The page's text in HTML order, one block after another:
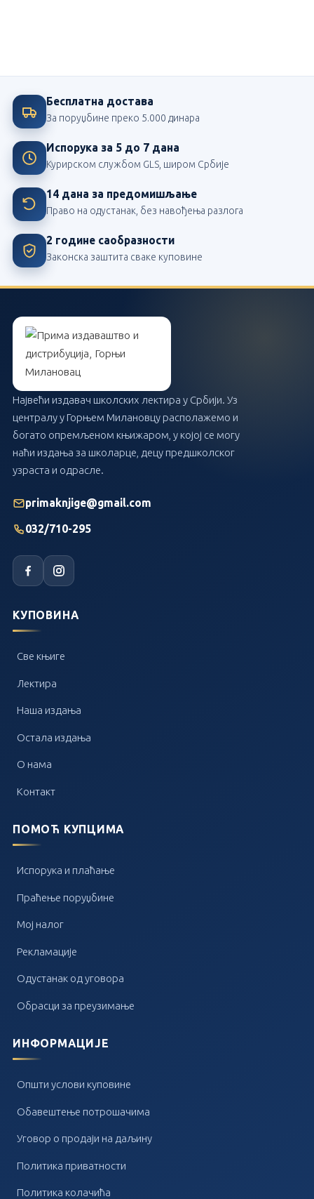
Бесплатна достава
За поруџбине преко 5.000 динара
Испорука за 5 до 7 дана
Курирском службом GLS, широм Србије
14 дана за предомишљање
Право на одустанак, без навођења разлога
2 године саобразности
Законска заштита сваке куповине
Највећи издавач школских лектира у Србији. Уз
централу у Горњем Милановцу располажемо и
богато опремљеном књижаром, у којој се могу
наћи издања за школарце, децу предшколског
узраста и одрасле.
primaknjige@gmail.com
032/710-295
КУПОВИНА
Све књиге
Лектира
Наша издања
Остала издања
О нама
Контакт
ПОМОЋ КУПЦИМА
Испорука и плаћање
Праћење поруџбине
Мој налог
Рекламације
Одустанак од уговора
Обрасци за преузимање
ИНФОРМАЦИЈЕ
Општи услови куповине
Обавештење потрошачима
Уговор о продаји на даљину
Политика приватности
Политика колачића